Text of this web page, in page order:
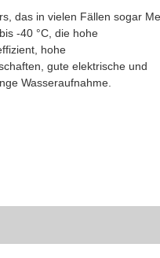
das in vielen Fällen sogar
-40 °C, die hohe
hohe
gute elektrische und
Wasseraufnahme.